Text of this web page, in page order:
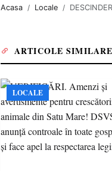
Acasa Locale
ARTICOLE SIMILARE
LOCALE